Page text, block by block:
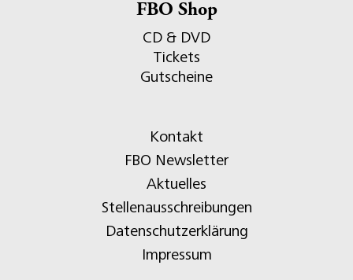
FBO Shop
CD & DVD
Tickets
Gutscheine
Kontakt
FBO Newsletter
Aktuelles
Stellenausschreibungen
Datenschutzerklärung
Impressum